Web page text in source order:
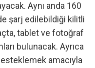
Aynı anda 160
şarj edilebildiği kilitli
tablet ve fotoğraf
bulunacak. Ayrıca
amacıyla